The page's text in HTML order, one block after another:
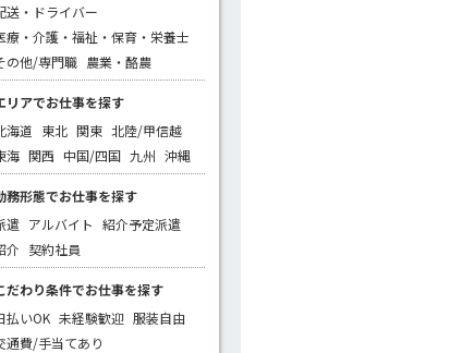
送・ドライバー
療・介護・福祉・保育・栄養士
の他/専門職 農業・酪農
リアでお仕事を探す
海道 東北 関東 北陸/甲信越
海 関西 中国/四国 九州 沖縄
務形態でお仕事を探す
遣 アルバイト 紹介予定派遣
介 契約社員
だわり条件でお仕事を探す
払いOK 未経験歓迎 服装自由
通費/手当てあり